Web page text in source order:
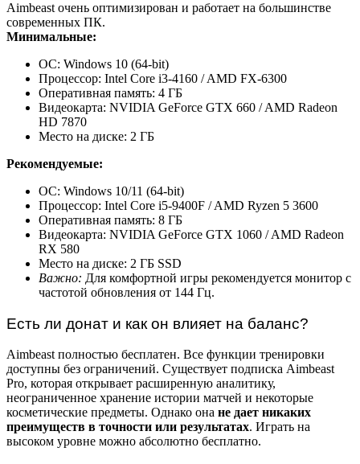
Aimbeast очень оптимизирован и работает на большинстве
современных ПК.
Минимальные:
ОС: Windows 10 (64-bit)
Процессор: Intel Core i3-4160 / AMD FX-6300
Оперативная память: 4 ГБ
Видеокарта: NVIDIA GeForce GTX 660 / AMD Radeon
HD 7870
Место на диске: 2 ГБ
Рекомендуемые:
ОС: Windows 10/11 (64-bit)
Процессор: Intel Core i5-9400F / AMD Ryzen 5 3600
Оперативная память: 8 ГБ
Видеокарта: NVIDIA GeForce GTX 1060 / AMD Radeon
RX 580
Место на диске: 2 ГБ SSD
Важно: Для комфортной игры рекомендуется монитор с
частотой обновления от 144 Гц.
Есть ли донат и как он влияет на баланс?
Aimbeast полностью бесплатен. Все функции тренировки
доступны без ограничений. Существует подписка Aimbeast
Pro, которая открывает расширенную аналитику,
неограниченное хранение истории матчей и некоторые
косметические предметы. Однако она не дает никаких
преимуществ в точности или результатах. Играть на
высоком уровне можно абсолютно бесплатно.